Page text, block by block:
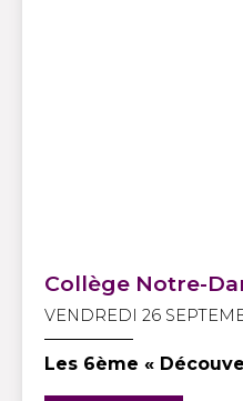
Collège Notre-
VENDREDI 26
Les 6ème «